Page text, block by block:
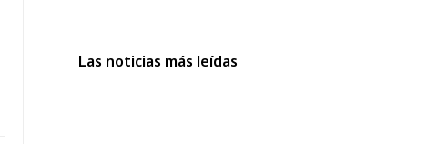
Las noticias más leídas